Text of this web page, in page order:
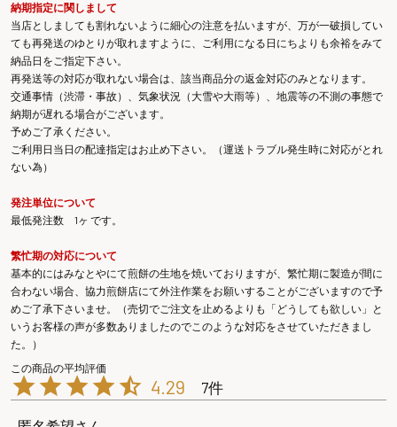
納期指定に関しまして
当店としましても割れないように細心の注意を払いますが、万が一破損してい
ても再発送のゆとりが取れますように、ご利用になる日にちよりも余裕をみて
納品日をご指定下さい。
再発送等の対応が取れない場合は、該当商品分の返金対応のみとなります。
交通事情（渋滞・事故）、気象状況（大雪や大雨等）、地震等の不測の事態で
納期が遅れる場合がございます。
予めご了承ください。
ご利用日当日の配達指定はお止め下さい。（運送トラブル発生時に対応がとれ
ない為）
発注単位について
最低発注数 1ヶ です。
繁忙期の対応について
基本的にはみなとやにて煎餅の生地を焼いておりますが、繁忙期に製造が間に
合わない場合、協力煎餅店にて外注作業をお願いすることがございますので予
めご了承下さいませ。（売切でご注文を止めるよりも「どうしても欲しい」と
いうお客様の声が多数ありましたのでこのような対応をさせていただきまし
た。）
4.29 7